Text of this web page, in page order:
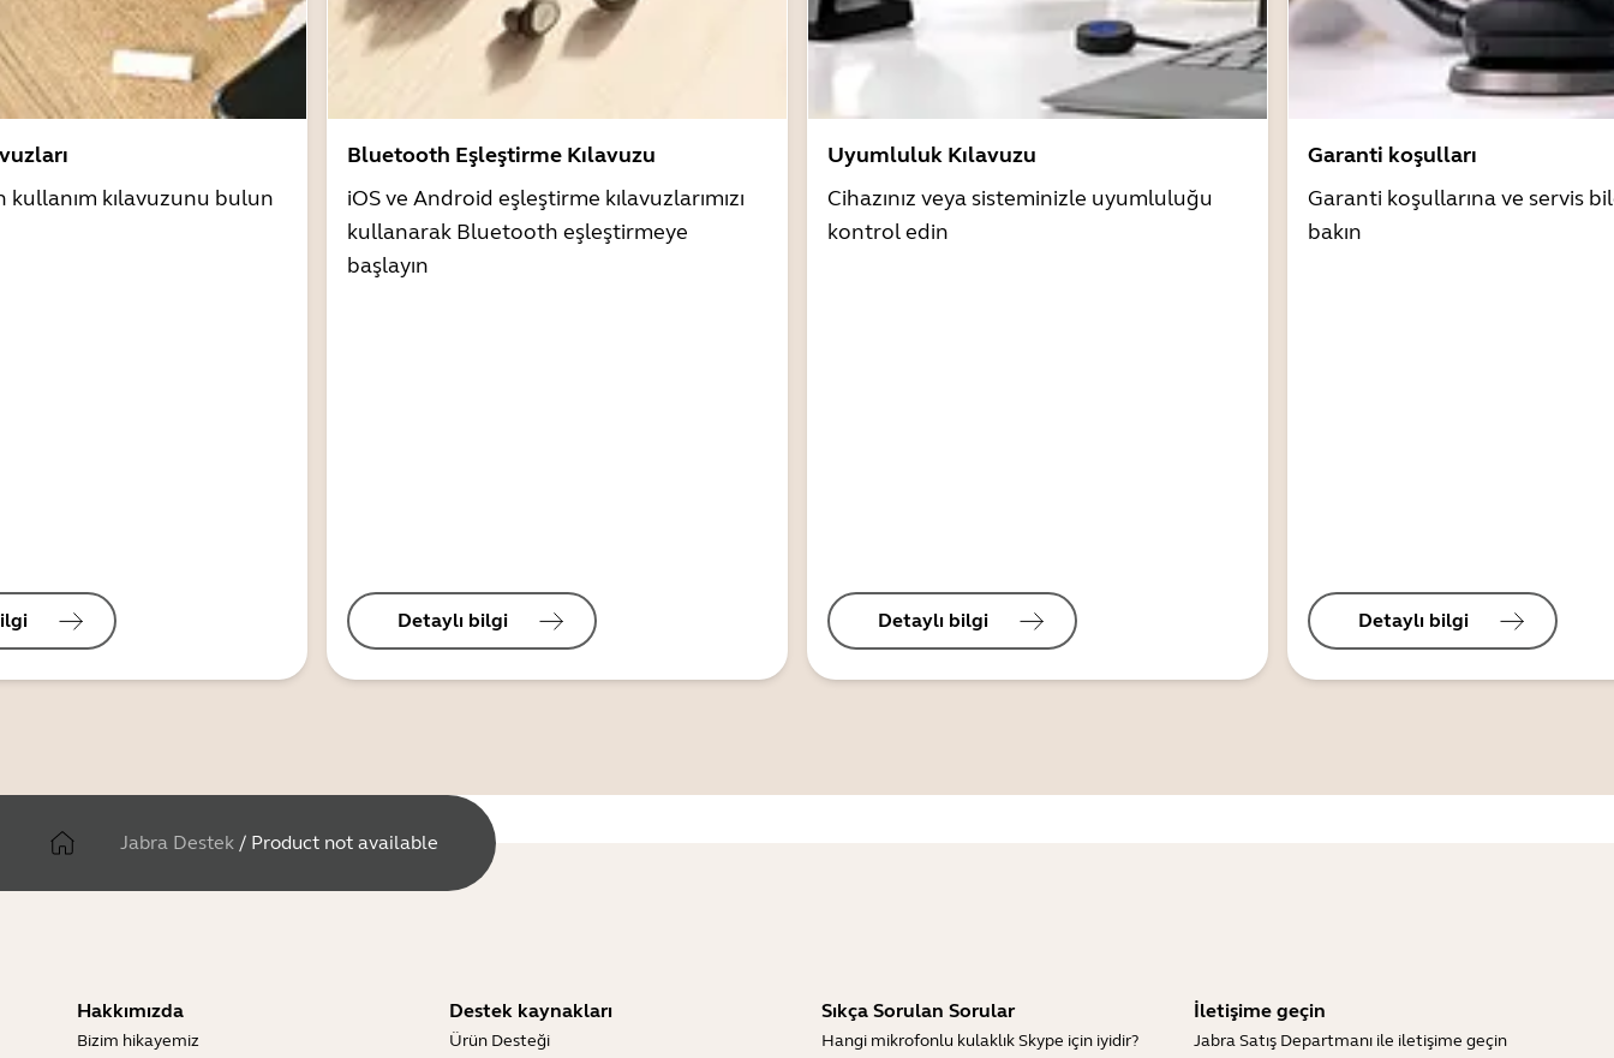
kılavuzunu bulun
Bluetooth Eşleştirme Kılavuzu
iOS ve Android eşleştirme kılavuzlarımızı
kullanarak Bluetooth eşleştirmeye
başlayın
Detaylı bilgi
Uyumluluk Kılavuzu
Cihazınız veya sisteminizle uyumluluğu
kontrol edin
Detaylı bilgi
Garanti koşulları
Garanti koşullarına ve servis
bakın
Detaylı bilgi
Jabra Destek / Product not available
Hakkımızda
Bizim hikayemiz
Destek kaynakları
Ürün Desteği
Sıkça Sorulan Sorular
Hangi mikrofonlu kulaklık Skype için iyidir?
İletişime geçin
Jabra Satış Departmanı ile iletişime geçin